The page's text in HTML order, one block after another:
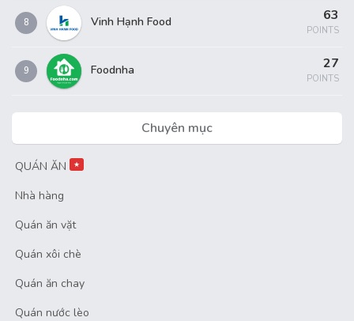
8 Vinh Hạnh Food 63
POINTS
9 Foodnha 27
POINTS
Chuyên mục
QUÁN ĂN ★
Nhà hàng
Quán ăn vặt
Quán xôi chè
Quán ăn chay
Quán nước lèo